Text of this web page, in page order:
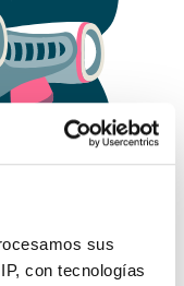
sus
con tecnologías